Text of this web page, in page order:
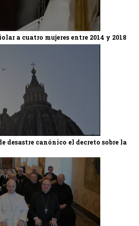
a cuatro mujeres entre 2014 y 2018
desastre canónico el decreto sobre la